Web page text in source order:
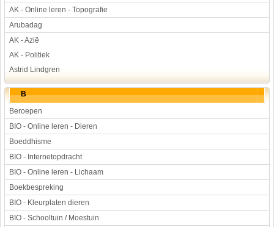
Landbouw, veeteelt, visserij
Landen en volken
Lichaam en gezondheid
Natuur en milieu
Personen
Verkeer en vervoer
Wetenschap en techniek
AK - Online leren - Topografie
Arubadag
AK - Azië
AK - Politiek
Astrid Lindgren
B
Beroepen
BIO - Online leren - Dieren
Boeddhisme
BIO - Internetopdracht
BIO - Online leren - Lichaam
Boekbespreking
BIO - Kleurplaten dieren
BIO - Schooltuin / Moestuin